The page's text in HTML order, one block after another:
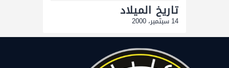
تاريخ الميلاد
14 سبتمبر، 2000